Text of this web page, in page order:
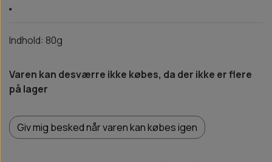
Indhold: 80g
Varen kan desværre ikke købes, da der ikke er flere
på lager
Giv mig besked når varen kan købes igen